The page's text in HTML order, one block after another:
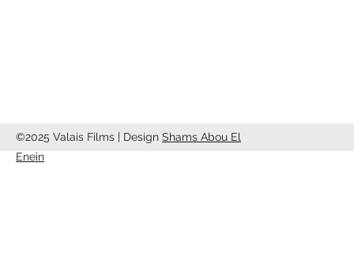
©2025 Valais Films | Design Shams Abou El
Enein